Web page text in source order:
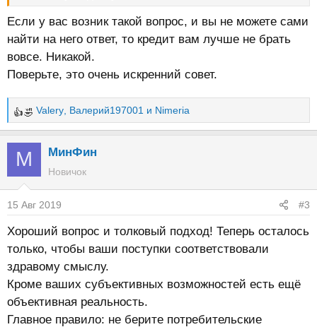
Если у вас возник такой вопрос, и вы не можете сами
найти на него ответ, то кредит вам лучше не брать
вовсе. Никакой.
Поверьте, это очень искренний совет.
Р
е
ц
и
:
Valery Валерий197001 и Nimeria
М МинФин
Новичок
15 Авг 2019 #3
Хороший вопрос и толковый подход! Теперь осталось
только, чтобы ваши поступки соответствовали
здравому смыслу.
Кроме ваших субъективных возможностей есть ещё
объективная реальность.
Главное правило: не берите потребительские